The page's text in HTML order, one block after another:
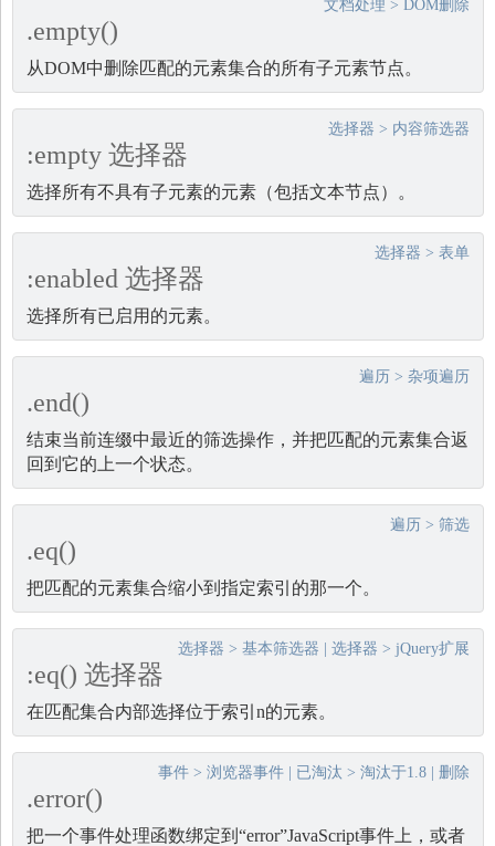
文档处理 > DOM删除
.empty()
从DOM中删除匹配的元素集合的所有子元素节点。
选择器 > 内容筛选器
:empty 选择器
选择所有不具有子元素的元素（包括文本节点）。
选择器 > 表单
:enabled 选择器
选择所有已启用的元素。
遍历 > 杂项遍历
.end()
结束当前连缀中最近的筛选操作，并把匹配的元素集合返
回到它的上一个状态。
遍历 > 筛选
.eq()
把匹配的元素集合缩小到指定索引的那一个。
选择器 > 基本筛选器 选择器 > jQuery扩展
:eq() 选择器
在匹配集合内部选择位于索引n的元素。
事件 > 浏览器事件 已淘汰 > 淘汰于1.8 删除
.error()
把一个事件处理函数绑定到“error”JavaScript事件上，或者